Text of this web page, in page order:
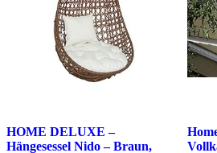
HOME DELUXE –
Hängesessel Nido – Braun,